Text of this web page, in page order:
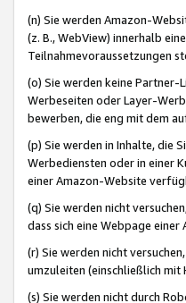
(n) Sie werden Amazon-
(z. B., WebView) innerhalb
Teilnahmevoraussetzungen
(o) Sie werden keine
Werbeseiten oder Layer-
bewerben, die eng mit dem
(p) Sie werden in Inhalte, die
Werbediensten oder in einer
einer Amazon-Website
(q) Sie werden nicht
dass sich eine Webpage
(r) Sie werden nicht
umzuleiten (einschließlich
(s) Sie werden nicht durch